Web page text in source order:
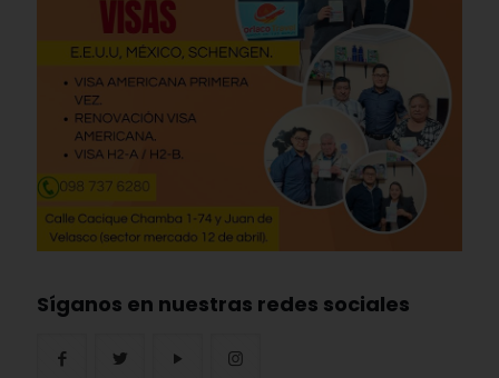
Síganos en nuestras redes sociales